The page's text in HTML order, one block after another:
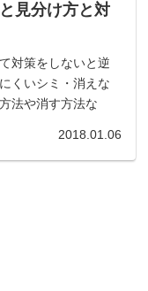
見分け方と対
対策をしないと逆
くいシミ・消えな
法や消す方法な
2018.01.06